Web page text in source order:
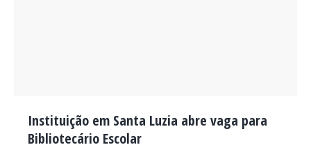
Instituição em Santa Luzia abre vaga para
Bibliotecário Escolar